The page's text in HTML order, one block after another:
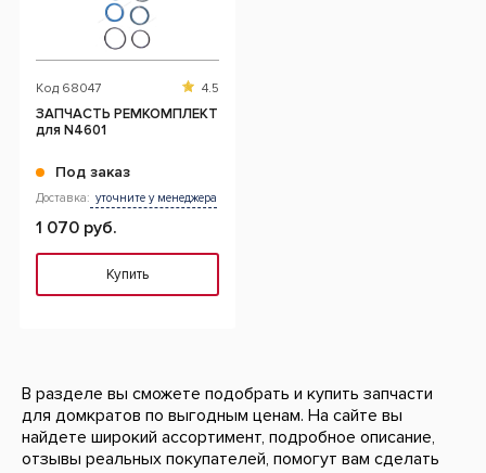
Код 68047 4.5
ЗАПЧАСТЬ РЕМКОМПЛЕКТ
для N4601
Под заказ
Доставка: уточните у менеджера
1 070 руб.
Купить
В разделе вы сможете подобрать и купить запчасти
для домкратов по выгодным ценам. На сайте вы
найдете широкий ассортимент, подробное описание,
отзывы реальных покупателей, помогут вам сделать